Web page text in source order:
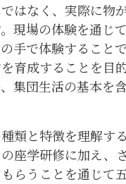
はなく、実際に物
現場の体験を通じ
手で体験すること
育成することを目
集団生活の基本を
類と特徴を理解す
座学研修に加え、
らうことを通じて